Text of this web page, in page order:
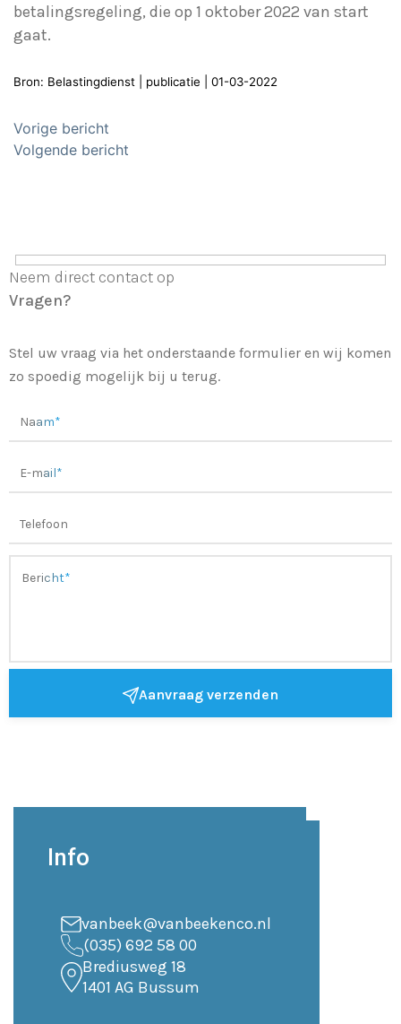
betalingsregeling, die op 1 oktober 2022 van start
gaat.
Bron: Belastingdienst | publicatie | 01-03-2022
Bericht
navigatie
Vorige bericht
Volgende bericht
Neem direct contact op
Vragen?
Stel uw vraag via het onderstaande formulier en wij komen
zo spoedig mogelijk bij u terug.
Aanvraag verzenden
Info
vanbeek@vanbeekenco.nl
(035) 692 58 00
Brediusweg 18
1401 AG Bussum